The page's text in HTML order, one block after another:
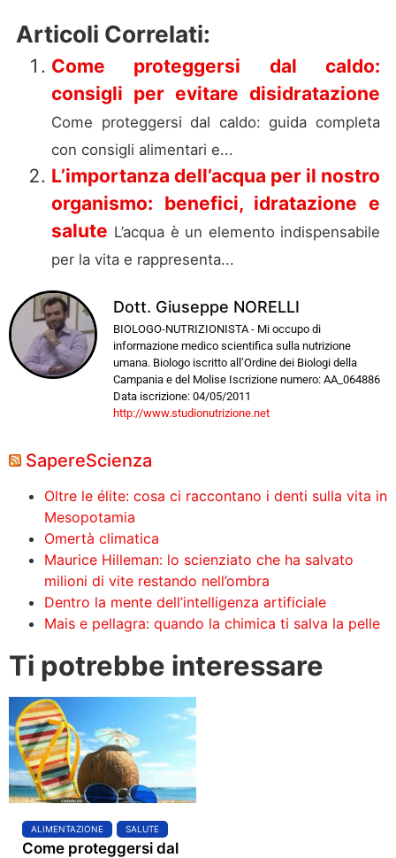
Articoli Correlati:
Come proteggersi dal caldo:
consigli per evitare disidratazione
Come proteggersi dal caldo: guida completa
con consigli alimentari e...
L’importanza dell’acqua per il nostro
organismo: benefici, idratazione e
salute L’acqua è un elemento indispensabile
per la vita e rappresenta...
Dott. Giuseppe NORELLI
BIOLOGO-NUTRIZIONISTA - Mi occupo di
informazione medico scientifica sulla nutrizione
umana. Biologo iscritto all’Ordine dei Biologi della
Campania e del Molise Iscrizione numero: AA_064886
Data iscrizione: 04/05/2011
http://www.studionutrizione.net
SapereScienza
Oltre le élite: cosa ci raccontano i denti sulla vita in
Mesopotamia
Omertà climatica
Maurice Hilleman: lo scienziato che ha salvato
milioni di vite restando nell’ombra
Dentro la mente dell’intelligenza artificiale
Mais e pellagra: quando la chimica ti salva la pelle
Ti potrebbe interessare
ALIMENTAZIONE SALUTE
Come proteggersi dal